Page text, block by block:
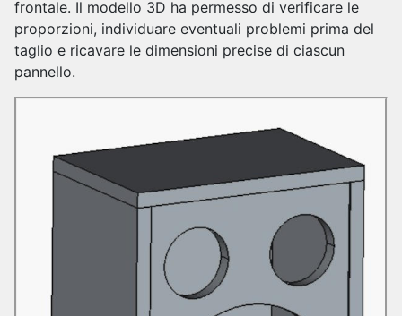
frontale. Il modello 3D ha permesso di verificare le
proporzioni, individuare eventuali problemi prima del
taglio e ricavare le dimensioni precise di ciascun
pannello.